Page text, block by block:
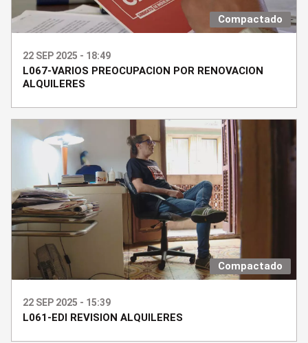
Compactado
22 SEP 2025 - 18:49
L067-VARIOS PREOCUPACION POR RENOVACION
ALQUILERES
Compactado
22 SEP 2025 - 15:39
L061-EDI REVISION ALQUILERES